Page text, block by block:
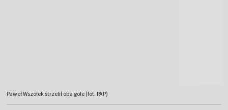
Paweł Wszołek strzelił oba gole (fot. PAP)